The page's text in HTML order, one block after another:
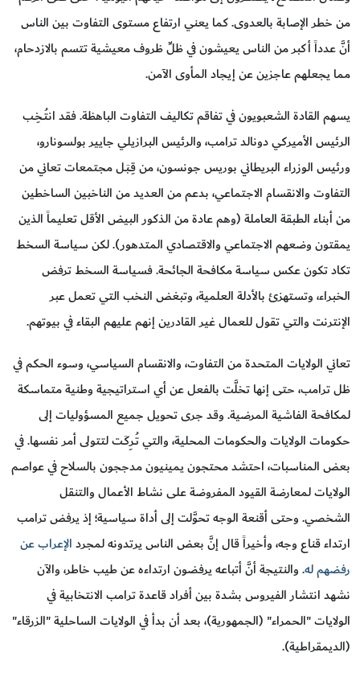
من خطر الإصابة بالعدوى. كما يعني ارتفاع مستوى التفاوت بين الناس
أنَّ عدداً أكبر من الناس يعيشون في ظلِّ ظروف معيشية تتسم بالازدحام،
مما يجعلهم عاجزين عن إيجاد المأوى الآمن.
يسهم القادة الشعبويون في تفاقم تكاليف التفاوت الباهظة. فقد انتُـخِـب
الرئيس الأميركي دونالد ترامب، والرئيس البرازيلي جايير بولسونارو،
ورئيس الوزراء البريطاني بوريس جونسون، من قِـبَـل مجتمعات تعاني من
التفاوت والانقسام الاجتماعي، بدعم من العديد من الناخبين الساخطين
من أبناء الطبقة العاملة (وهم عادة من الذكور البيض الأقل تعليماً الذين
يمقتون وضعهم الاجتماعي والاقتصادي المتدهور). لكن سياسة السخط
تكاد تكون عكس سياسة مكافحة الجائحة. فسياسة السخط ترفض
الخبراء، وتستهزئ بالأدلة العلمية، وتبغض النخب التي تعمل عبر
الإنترنت والتي تقول للعمال غير القادرين إنهم عليهم البقاء في بيوتهم.
تعاني الولايات المتحدة من التفاوت، والانقسام السياسي، وسوء الحكم في
ظل ترامب، حتى إنها تخلَّت بالفعل عن أي استراتيجية وطنية متماسكة
لمكافحة الفاشية المرضية. وقد جرى تحويل جميع المسؤوليات إلى
حكومات الولايات والحكومات المحلية، والتي تُـرِكَـت لتتولى أمر نفسها. في
بعض المناسبات، احتشد محتجون يمينيون مدججون بالسلاح في عواصم
الولايات لمعارضة القيود المفروضة على نشاط الأعمال والتنقل
الشخصي. وحتى أقنعة الوجه تحوَّلت إلى أداة سياسية؛ إذ يرفض ترامب
ارتداء قناع وجه، وأخيراً قال إنَّ بعض الناس يرتدونه لمجردالإعراب عن
رفضهم له. والنتيجة أنَّ أتباعه يرفضون ارتداءه عن طيب خاطر، والآن
نشهد انتشار الفيروس بشدة بين أفراد قاعدة ترامب الانتخابية في
الولايات "الحمراء" (الجمهورية)، بعد أن بدأ في الولايات الساحلية "الزرقاء"
(الديمقراطية).